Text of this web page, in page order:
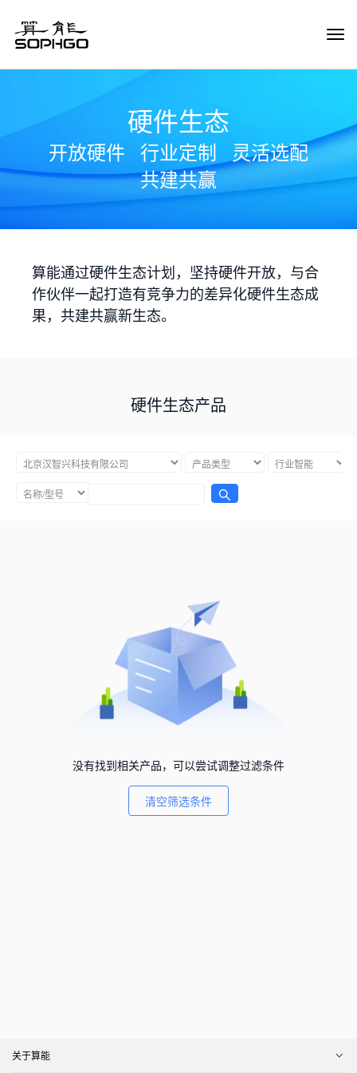
硬件生态
开放硬件 行业定制
灵活选配
共建共赢
算能通过硬件生态计划，坚持硬件开放，与合
作伙伴一起打造有竞争力的差异化硬件生态成
果，共建共赢新生态。
硬件生态产品
没有找到相关产品，可以尝试调整过滤条件
清空筛选条件
关于算能